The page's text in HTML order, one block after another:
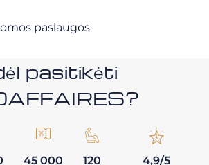
paslaugos
pasitikėti
45 000 120 4,9/5